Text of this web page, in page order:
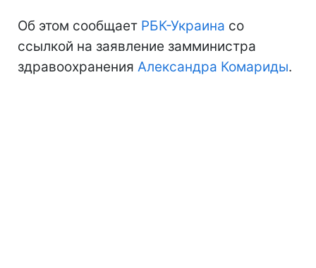
Об этом сообщает РБК-Украина со
ссылкой на заявление замминистра
здравоохранения Александра Комариды.